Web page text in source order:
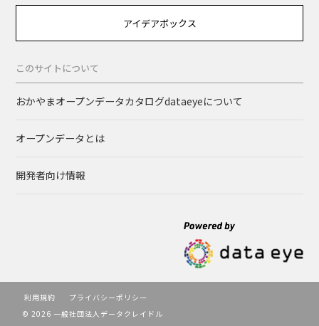
アイデアボックス
このサイトについて
おかやまオープンデータカタログdataeyeについて
オープンデータとは
開発者向け情報
利用規約
プライバシーポリシー
© 2026 一般社団法人データクレイドル